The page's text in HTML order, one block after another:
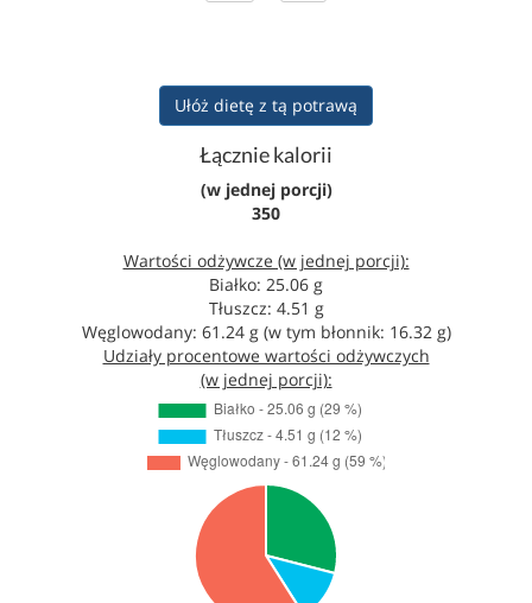
Ułóż dietę z tą potrawą
Łącznie kalorii
(w jednej porcji)
350
Wartości odżywcze (w jednej porcji):
Białko: 25.06 g
Tłuszcz: 4.51 g
Węglowodany: 61.24 g (w tym błonnik: 16.32 g)
Udziały procentowe wartości odżywczych
(w jednej porcji):